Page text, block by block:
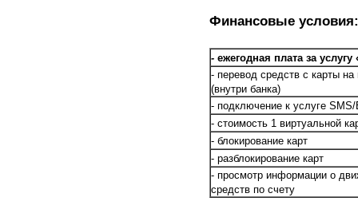
Финансовые условия:
-ежегодная плата за услугу
- перевод средств с карты на
(внутри банка)
- подключение к услуге
- стоимость 1 виртуальной
- блокирование карт
- разблокирование карт
- просмотр информации о
средств по счету